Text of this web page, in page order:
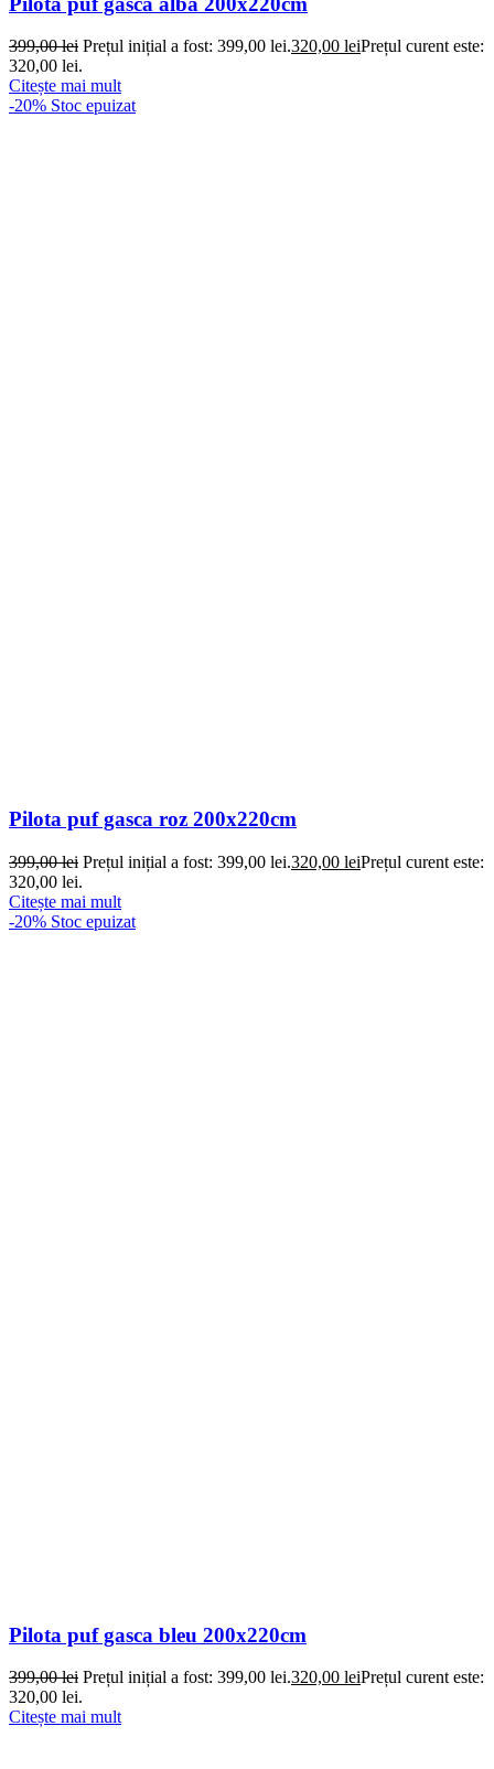
399,00lei Prețul inițial a fost: 399,00 lei.320,00 leiPrețul curent este:
320,00 lei.
Citește mai mult
-20% Stoc epuizat
Pilota puf gasca roz 200x220cm
399,00lei Prețul inițial a fost: 399,00 lei.320,00 leiPrețul curent este:
320,00 lei.
Citește mai mult
-20% Stoc epuizat
Pilota puf gasca bleu 200x220cm
399,00lei Prețul inițial a fost: 399,00 lei.320,00 leiPrețul curent este:
320,00 lei.
Citește mai mult